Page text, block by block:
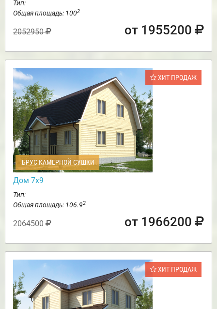
Тип:
Общая площадь: 1002
2052950 от 1955200
ХИТ ПРОДАЖ
БРУС КАМЕРНОЙ СУШКИ
Дом 7х9
Тип:
Общая площадь: 106.92
2064500 от 1966200
ХИТ ПРОДАЖ